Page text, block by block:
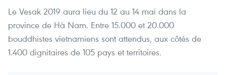
Le Vesak 2019 aura lieu du 12 au 14 mai dans la
province de Hà Nam. Entre 15.000 et 20.000
bouddhistes vietnamiens sont attendus, aux côtés de
1.400 dignitaires de 105 pays et territoires.